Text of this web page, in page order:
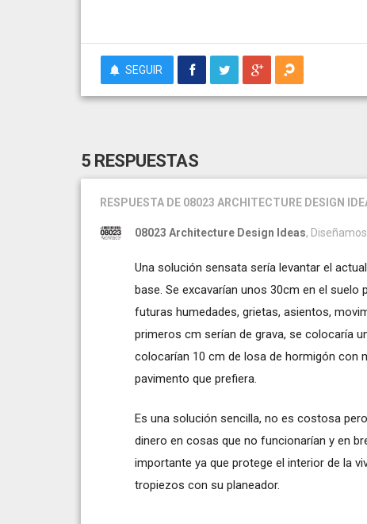
SEGUIR
5 RESPUESTAS
RESPUESTA DE 08023 ARCHITECTURE DESIGN
08023 Architecture Design Ideas,
Una solución sensata sería levantar el
base. Se excavarían unos 30cm en el suelo
futuras humedades, grietas, asientos,
primeros cm serían de grava, se colocaría
colocarían 10 cm de losa de hormigón con
pavimento que prefiera.
Es una solución sencilla, no es costosa
dinero en cosas que no funcionarían y en
importante ya que protege el interior de la
tropiezos con su planeador.